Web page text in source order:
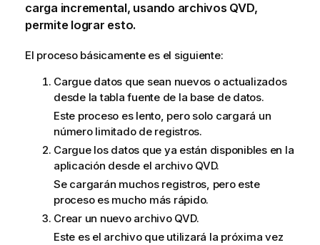
carga incremental, usando archivos QVD,
permite lograr esto.
El proceso básicamente es el siguiente:
Cargue datos que sean nuevos o actualizados
desde la tabla fuente de la base de datos.
Este proceso es lento, pero solo cargará un
número limitado de registros.
Cargue los datos que ya están disponibles en la
aplicación desde el archivo QVD.
Se cargarán muchos registros, pero este
proceso es mucho más rápido.
Crear un nuevo archivo QVD.
Este es el archivo que utilizará la próxima vez